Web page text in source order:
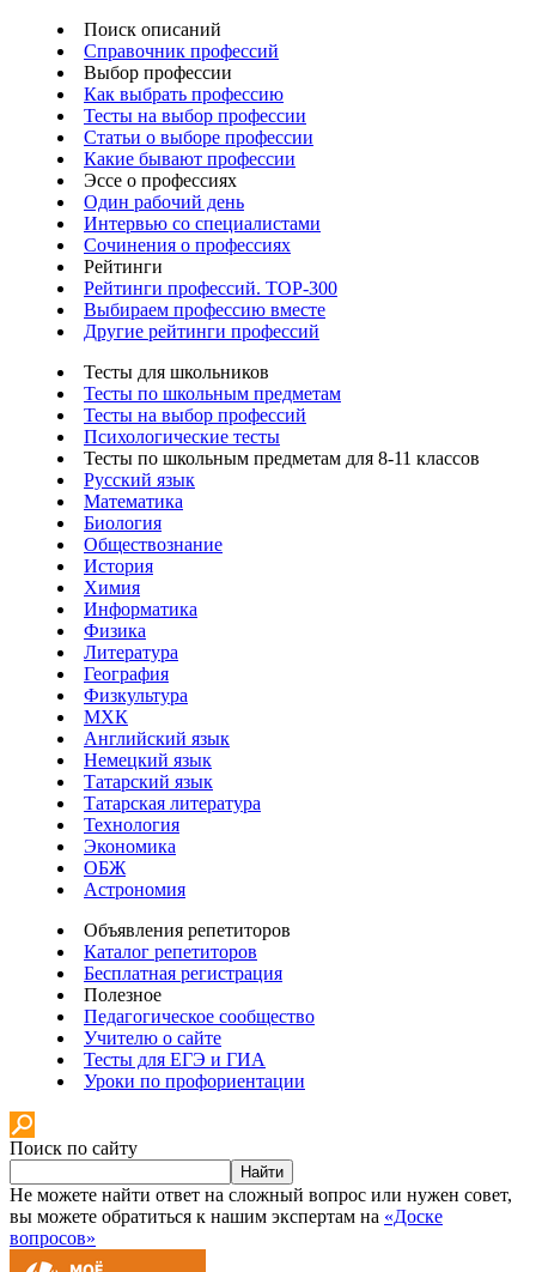
Поиск описаний
Справочник профессий
Выбор профессии
Как выбрать профессию
Тесты на выбор профессии
Статьи о выборе профессии
Какие бывают профессии
Эссе о профессиях
Один рабочий день
Интервью со специалистами
Сочинения о профессиях
Рейтинги
Рейтинги профессий. TOP-300
Выбираем профессию вместе
Другие рейтинги профессий
Тесты для школьников
Тесты по школьным предметам
Тесты на выбор профессий
Психологические тесты
Тесты по школьным предметам для 8-11 классов
Русский язык
Математика
Биология
Обществознание
История
Химия
Информатика
Физика
Литература
География
Физкультура
МХК
Английский язык
Немецкий язык
Татарский язык
Татарская литература
Технология
Экономика
ОБЖ
Астрономия
Объявления репетиторов
Каталог репетиторов
Бесплатная регистрация
Полезное
Педагогическое сообщество
Учителю о сайте
Тесты для ЕГЭ и ГИА
Уроки по профориентации
Поиск по сайту
Найти
Не можете найти ответ на сложный вопрос или нужен совет,
вы можете обратиться к нашим экспертам на «Доске
вопросов»